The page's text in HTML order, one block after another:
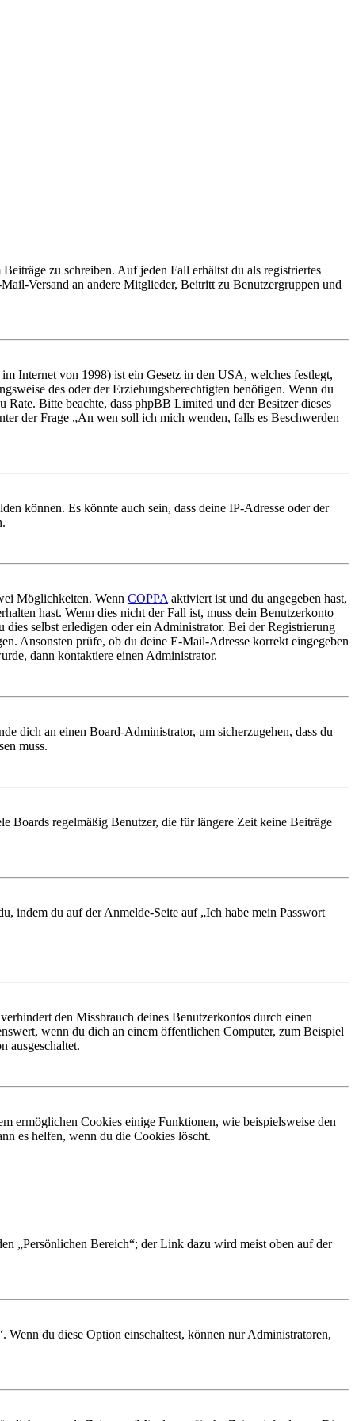
zu schreiben. Auf jeden Fall erhältst du als registriertes
Versand an andere Mitglieder, Beitritt zu Benutzergruppen und
Internet von 1998) ist ein Gesetz in den USA, welches festlegt,
des oder der Erziehungsberechtigten benötigen. Wenn du
Bitte beachte, dass phpBB Limited und der Besitzer dieses
der Frage „An wen soll ich mich wenden, falls es Beschwerden
können. Es könnte auch sein, dass deine IP-Adresse oder der
Möglichkeiten. Wenn COPPA aktiviert ist und du angegeben hast,
hast. Wenn dies nicht der Fall ist, muss dein Benutzerkonto
selbst erledigen oder ein Administrator. Bei der Registrierung
Ansonsten prüfe, ob du deine E-Mail-Adresse korrekt eingegeben
dann kontaktiere einen Administrator.
dich an einen Board-Administrator, um sicherzugehen, dass du
muss.
Boards regelmäßig Benutzer, die für längere Zeit keine Beiträge
indem du auf der Anmelde-Seite auf „Ich habe mein Passwort
den Missbrauch deines Benutzerkontos durch einen
wenn du dich an einem öffentlichen Computer, zum Beispiel
ausgeschaltet.
ermöglichen Cookies einige Funktionen, wie beispielsweise den
es helfen, wenn du die Cookies löscht.
„Persönlichen Bereich“; der Link dazu wird meist oben auf der
du diese Option einschaltest, können nur Administratoren,